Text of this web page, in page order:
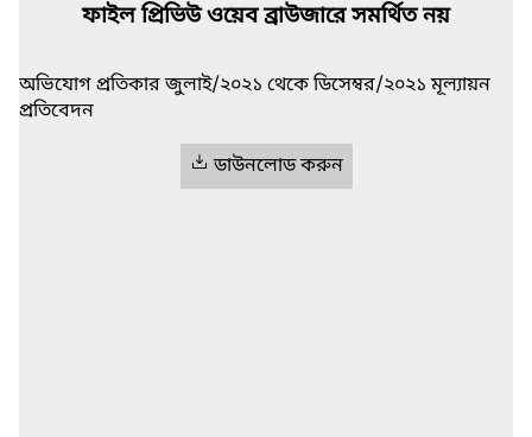
ফাইল প্রিভিউ ওয়েব ব্রাউজারে সমর্থিত নয়
অভিযোগ প্রতিকার জুলাই/২০২১ থেকে ‍ডিসেম্বর/২০২১ মূল্যায়ন
প্রতিবেদন
ডাউনলোড করুন